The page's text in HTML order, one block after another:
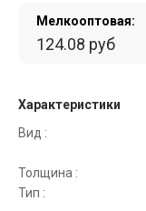
Мелкооптовая:
124.08 руб
Характеристики
Вид :
Толщина :
Тип :